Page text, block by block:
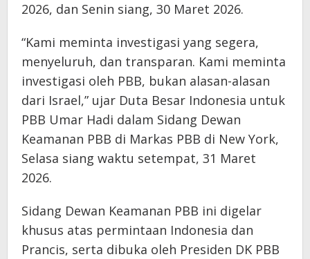
2026, dan Senin siang, 30 Maret 2026.
“Kami meminta investigasi yang segera,
menyeluruh, dan transparan. Kami meminta
investigasi oleh PBB, bukan alasan-alasan
dari Israel,” ujar Duta Besar Indonesia untuk
PBB Umar Hadi dalam Sidang Dewan
Keamanan PBB di Markas PBB di New York,
Selasa siang waktu setempat, 31 Maret
2026.
Sidang Dewan Keamanan PBB ini digelar
khusus atas permintaan Indonesia dan
Prancis, serta dibuka oleh Presiden DK PBB